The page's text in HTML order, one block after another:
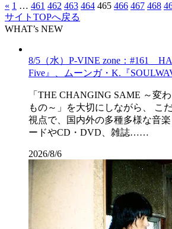
« 1 … 461 462 463 464 465 466 467 468
サイトTOPへ戻る
WHAT’s NEW
8/5（水）P-VINE zone：#161
Five』、ムーンガ・K.『
「THE CHANGING SAME ～変
もの～」を大切にしながら、 こ
視点で、国内外の多種多様な音
ードやCD・DVD、雑誌……
2026/8/6